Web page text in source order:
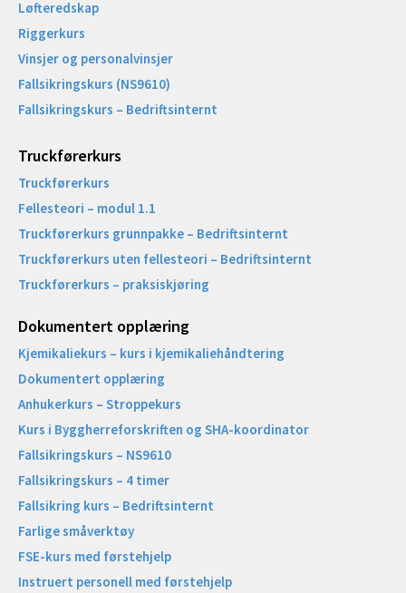
Løfteredskap
Riggerkurs
Vinsjer og personalvinsjer
Fallsikringskurs (NS9610)
Fallsikringskurs – Bedriftsinternt
Truckførerkurs
Truckførerkurs
Fellesteori – modul 1.1
Truckførerkurs grunnpakke – Bedriftsinternt
Truckførerkurs uten fellesteori – Bedriftsinternt
Truckførerkurs – praksiskjøring
Dokumentert opplæring
Kjemikaliekurs – kurs i kjemikaliehåndtering
Dokumentert opplæring
Anhukerkurs – Stroppekurs
Kurs i Byggherreforskriften og SHA-koordinator
Fallsikringskurs – NS9610
Fallsikringskurs – 4 timer
Fallsikring kurs – Bedriftsinternt
Farlige småverktøy
FSE-kurs med førstehjelp
Instruert personell med førstehjelp